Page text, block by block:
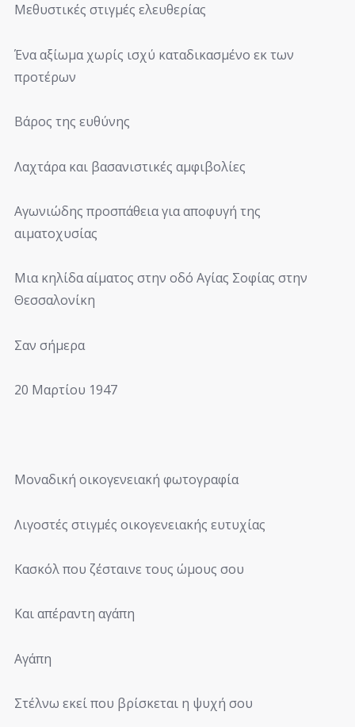
Μεθυστικές στιγμές ελευθερίας
Ένα αξίωμα χωρίς ισχύ καταδικασμένο εκ των
προτέρων
Βάρος της ευθύνης
Λαχτάρα και βασανιστικές αμφιβολίες
Αγωνιώδης προσπάθεια για αποφυγή της
αιματοχυσίας
Μια κηλίδα αίματος στην οδό Αγίας Σοφίας στην
Θεσσαλονίκη
Σαν σήμερα
20 Μαρτίου 1947
Μοναδική οικογενειακή φωτογραφία
Λιγοστές στιγμές οικογενειακής ευτυχίας
Κασκόλ που ζέσταινε τους ώμους σου
Και απέραντη αγάπη
Αγάπη
Στέλνω εκεί που βρίσκεται η ψυχή σου